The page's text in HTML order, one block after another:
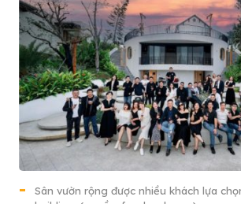
Sân vườn rộng được nhiều khách lựa